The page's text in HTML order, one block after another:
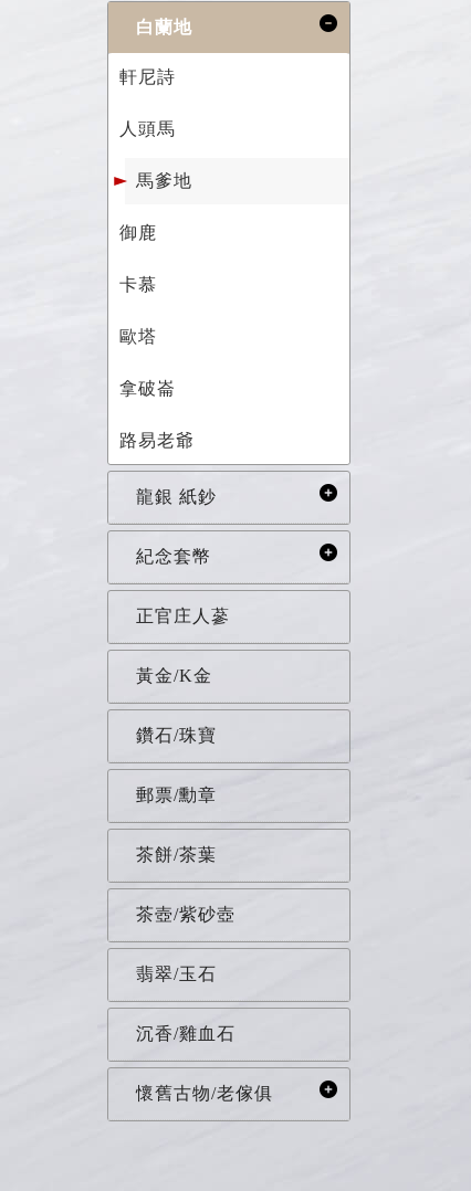
白蘭地
軒尼詩
人頭馬
馬爹地
御鹿
卡慕
歐塔
拿破崙
路易老爺
龍銀 紙鈔
紀念套幣
正官庄人蔘
黃金/K金
鑽石/珠寶
郵票/勳章
茶餅/茶葉
茶壺/紫砂壺
翡翠/玉石
沉香/雞血石
懷舊古物/老傢俱